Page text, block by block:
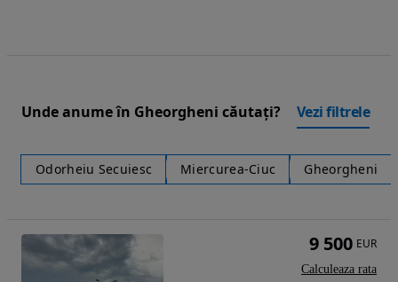
Unde anume în Gheorgheni căutați? Vezi filtrele
Odorheiu Secuiesc Miercurea-Ciuc Gheorgheni
9 500 EUR
Calculeaza rata